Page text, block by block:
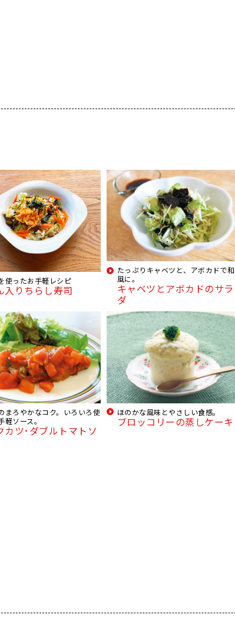
使ったお手軽レシピ
入りちらし寿司
たっぷりキャベツと、アボカドで和
風に。
キャベツとアボカドのサラ
ダ
まろやかなコク。いろいろ使
軽ソース。
カツ･ダブルトマトソ
ほのかな風味とやさしい食感。
ブロッコリーの蒸しケーキ